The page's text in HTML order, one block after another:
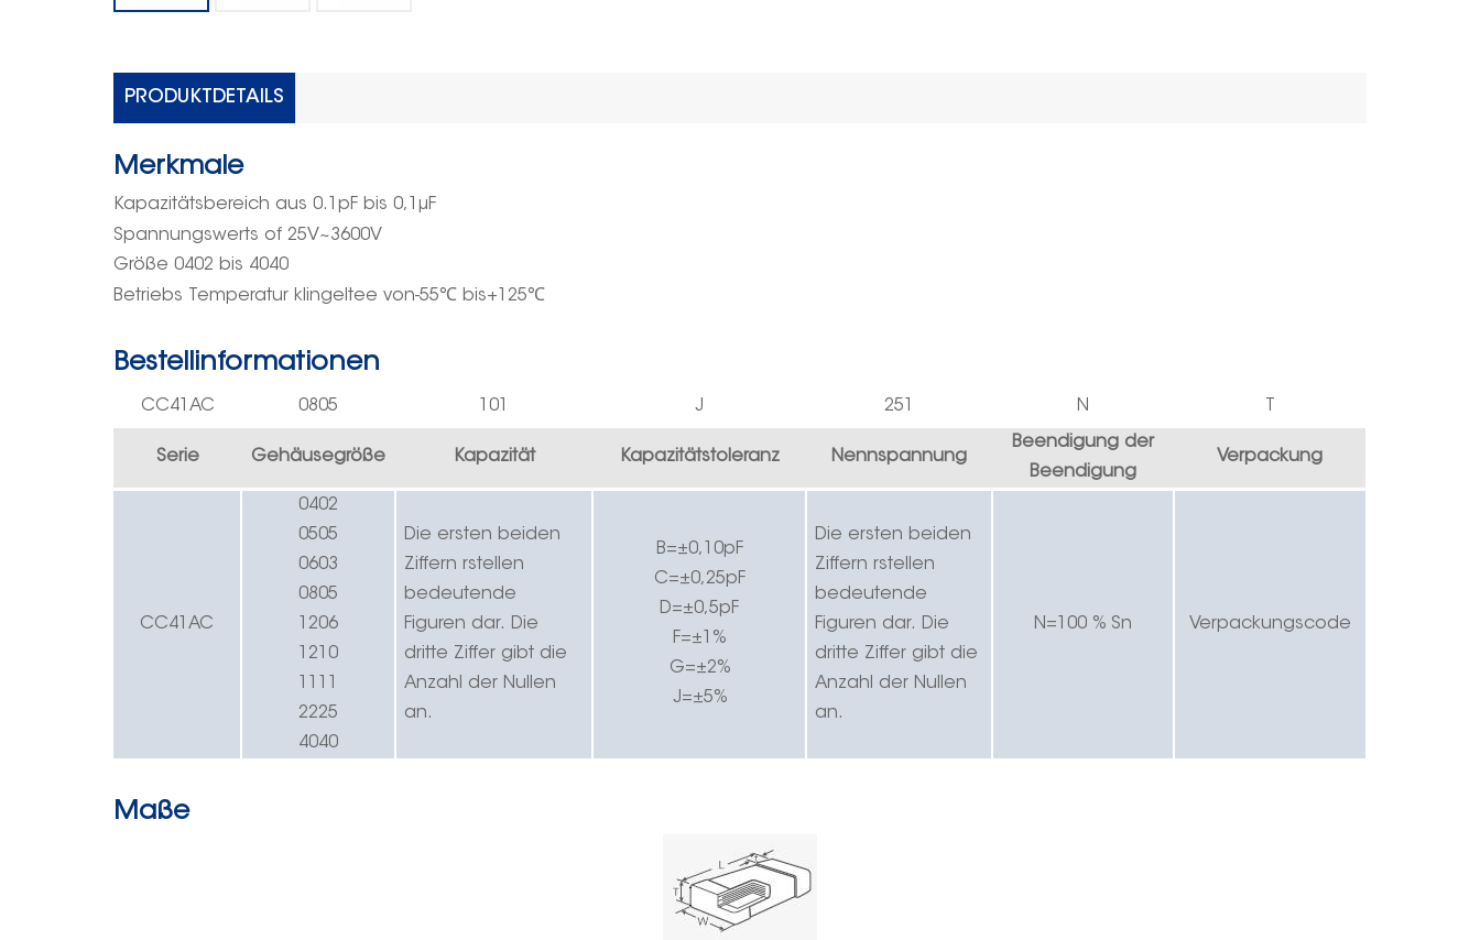
PRODUKTDETAILS
Merkmale
Kapazitätsbereich aus0. 1pF bis 0,1μF
Spannungswerts of 25V~3600V
Größe 0402 bis 4040
Betriebs Temperatur klingeltee von-55℃ bis+125℃
Bestellinformationen
CC41 AC 0805 101 J 251 N T
Serie Gehäusegröße Kapazität Kapazitätstoleranz Nennspannung
Beendigung der
Beendigung
Verpackung
CC41AC
0402
0505
0603
0805
1206
1210
1111
2225
4040
Die ersten beiden
Ziffern rstellen
bedeutende
Figuren dar. Die
dritte Ziffer gibt die
Anzahl der Nullen
an.
B=±0,10pF
C=±0,25pF
D=±0,5pF
F=±1%
G=±2%
J=±5%
Die ersten beiden
Ziffern rstellen
bedeutende
Figuren dar. Die
dritte Ziffer gibt die
Anzahl der Nullen
an.
N=100 % Sn Verpackungscode
Maße